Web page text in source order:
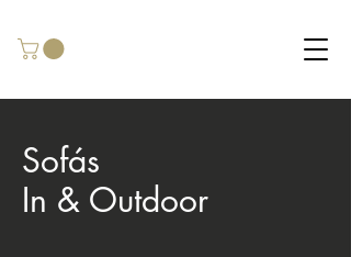
Sofás
In & Outdoor